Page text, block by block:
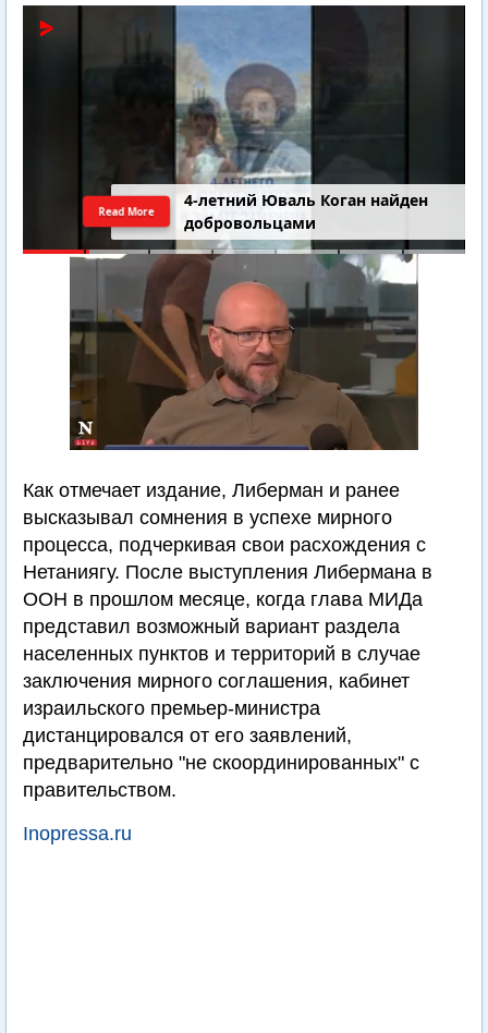
4-летний Юваль Коган найден
добровольцами
Read More
Как отмечает издание, Либерман и ранее
высказывал сомнения в успехе мирного
процесса, подчеркивая свои расхождения с
Нетаниягу. После выступления Либермана в
ООН в прошлом месяце, когда глава МИДа
представил возможный вариант раздела
населенных пунктов и территорий в случае
заключения мирного соглашения, кабинет
израильского премьер-министра
дистанцировался от его заявлений,
предварительно "не скоординированных" с
правительством.
Inopressa.ru